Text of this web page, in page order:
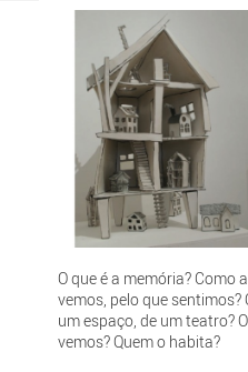
O que é a memória? Como
vemos, pelo que
um espaço, de um teatro?
vemos? Quem o habita?